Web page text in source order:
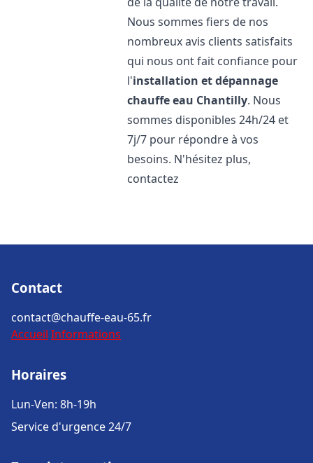
Nous sommes fiers de nos
nombreux avis clients satisfaits
qui nous ont fait confiance pour
l'installation et dépannage
chauffe eau Chantilly. Nous
sommes disponibles 24h/24 et
7j/7 pour répondre à vos
besoins. N'hésitez plus,
contactez
Contact
contact@chauffe-eau-65.fr
Accueil Informations
Horaires
Lun-Ven: 8h-19h
Service d'urgence 24/7